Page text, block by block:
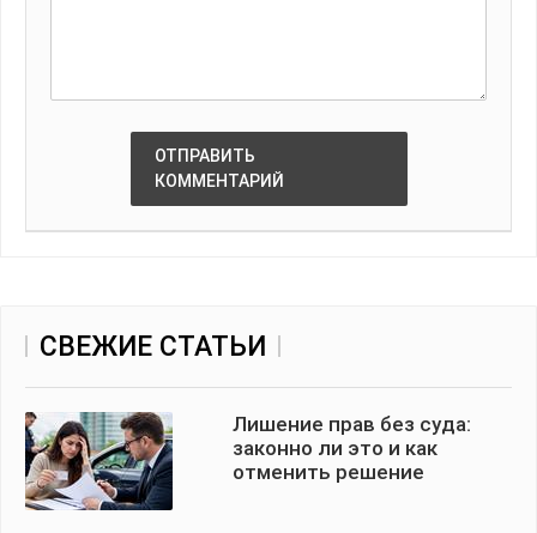
ОТПРАВИТЬ
КОММЕНТАРИЙ
СВЕЖИЕ СТАТЬИ
Лишение прав без суда:
законно ли это и как
отменить решение